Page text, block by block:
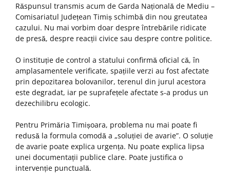
Răspunsul transmis acum de Garda Națională de Mediu –
Comisariatul Județean Timiș schimbă din nou greutatea
cazului. Nu mai vorbim doar despre întrebările ridicate
de presă, despre reacții civice sau despre contre politice.
O instituție de control a statului confirmă oficial că, în
amplasamentele verificate, spațiile verzi au fost afectate
prin depozitarea bolovanilor, terenul din jurul acestora
este degradat, iar pe suprafețele afectate s-a produs un
dezechilibru ecologic.
Pentru Primăria Timișoara, problema nu mai poate fi
redusă la formula comodă a „soluției de avarie”. O soluție
de avarie poate explica urgența. Nu poate explica lipsa
unei documentații publice clare. Poate justifica o
intervenție punctuală.